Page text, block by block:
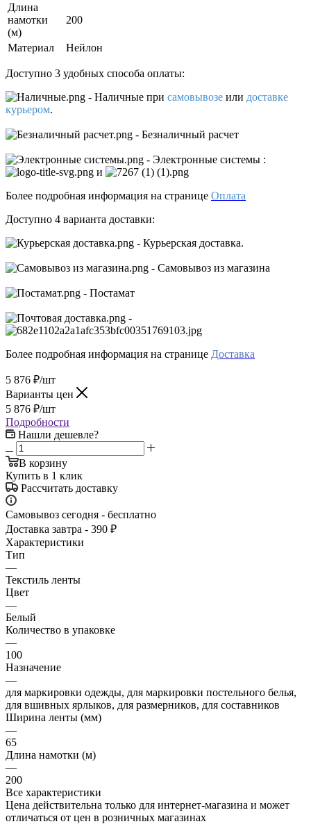
Длина
намотки
(м)
200
Материал Нейлон
Доступно 3 удобных способа оплаты:
- Наличные при самовывозе или доставке
курьером.
- Безналичный расчет
- Электронные системы :
и
Более подробная информация на странице Оплата
Доступно 4 варианта доставки:
- Курьерская доставка.
- Самовывоз из магазина
- Постамат
-
Более подробная информация на странице Доставка
5 876 ₽/шт
Варианты цен
5 876 ₽/шт
Подробности
Нашли дешевле?
В корзину
Купить в 1 клик
Рассчитать доставку
Самовывоз сегодня - бесплатно
Доставка завтра - 390 ₽
Характеристики
Тип
—
Текстиль ленты
Цвет
—
Белый
Количество в упаковке
—
100
Назначение
—
для маркировки одежды, для маркировки постельного белья,
для вшивных ярлыков, для размерников, для составников
Ширина ленты (мм)
—
65
Длина намотки (м)
—
200
Все характеристики
Цена действительна только для интернет-магазина и может
отличаться от цен в розничных магазинах